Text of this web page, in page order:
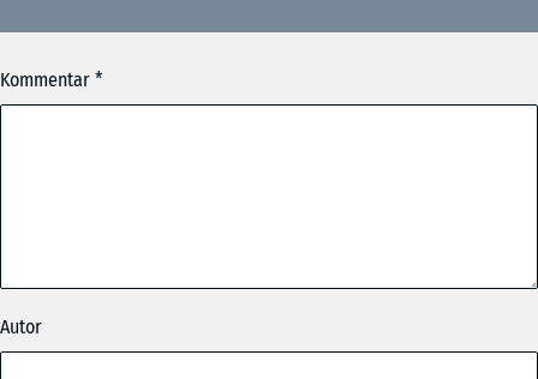
Der Macher
a Maß. Resch a geh Hendl, gwiss obacht zua. Maibam
Kommentar
Autor